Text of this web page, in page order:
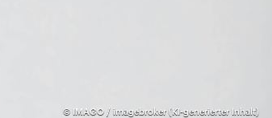
© IMAGO / imagebroker (KI-generierter Inhalt)